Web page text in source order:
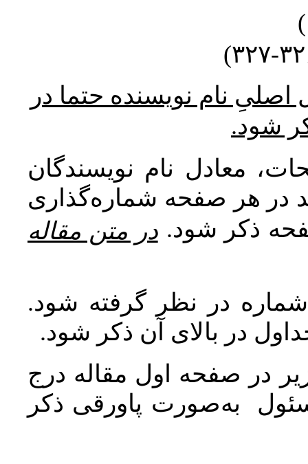
نام نویسنده حتما در
شود.
معادل نام نویسندگان
در هر صفحه شماره‌گذاری
ذکر شود. در متن مقاله
در نظر گرفته شود.
در بالای آن ذکر شود.
در صفحه اول مقاله درج
به‌صورت پاورقی ذکر